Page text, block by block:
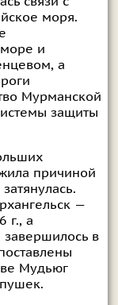
моря.
и
а
Мурманской
защиты
причиной
—
г., а
завершилось в
Мудьюг